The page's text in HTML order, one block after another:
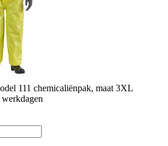
111 chemicaliënpak, maat 3XL